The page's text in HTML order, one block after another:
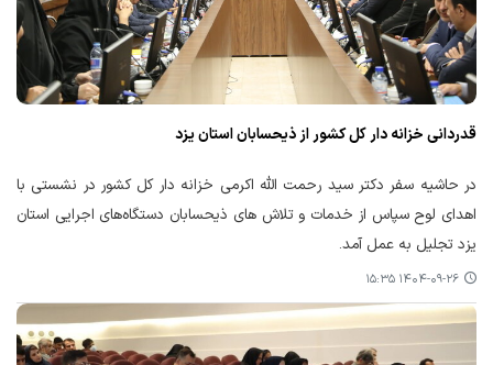
قدردانی خزانه دار کل کشور از ذیحسابان استان یزد
در حاشیه سفر دکتر سید رحمت الله اکرمی خزانه دار کل کشور در نشستی با
اهدای لوح سپاس از خدمات و تلاش های ذیحسابان دستگاه‌های اجرایی استان
یزد تجلیل به عمل آمد.
۱۴۰۴-۰۹-۲۶ ۱۵:۳۵